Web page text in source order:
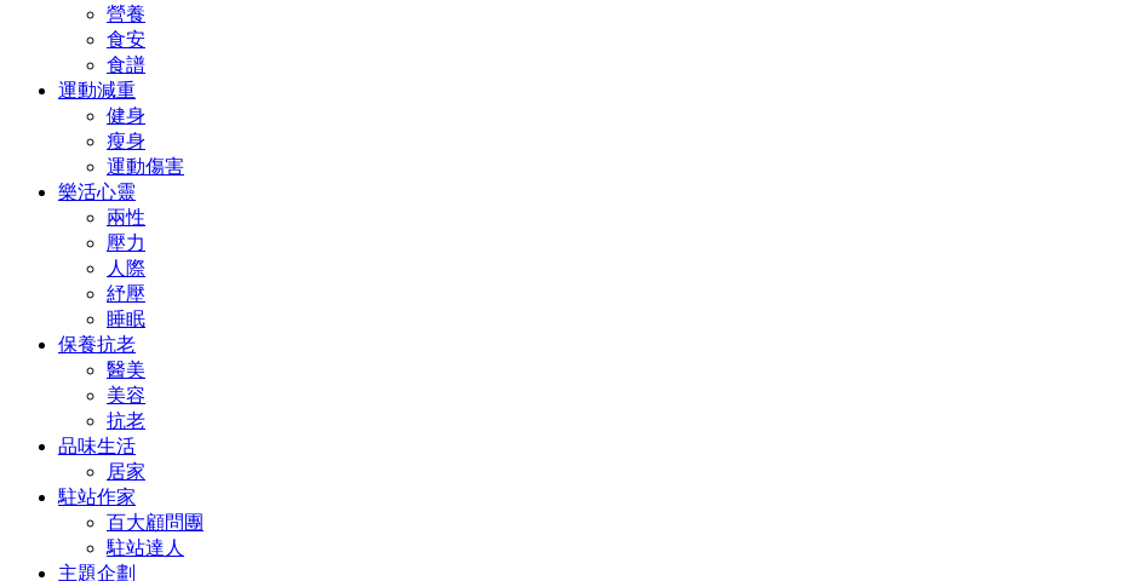
營養
食安
食譜
運動減重
健身
瘦身
運動傷害
樂活心靈
兩性
壓力
人際
紓壓
睡眠
保養抗老
醫美
美容
抗老
品味生活
居家
駐站作家
百大顧問團
駐站達人
主題企劃